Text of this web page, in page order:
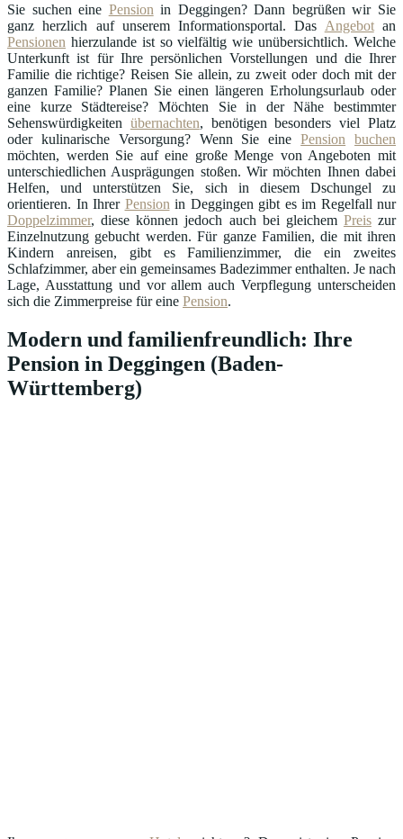
Sie suchen eine Pension in Deggingen? Dann begrüßen wir Sie
ganz herzlich auf unserem Informationsportal. Das Angebotan
Pensionen hierzulande ist so vielfältig wie unübersichtlich. Welche
Unterkunft ist für Ihre persönlichen Vorstellungen und die Ihrer
Familie die richtige? Reisen Sie allein, zu zweit oder doch mit der
ganzen Familie? Planen Sie einen längeren Erholungsurlaub oder
eine kurze Städtereise? Möchten Sie in der Nähe bestimmter
Sehenswürdigkeiten übernachten, benötigen besonders viel Platz
oder kulinarische Versorgung? Wenn Sie einePension
buchen
möchten, werden Sie auf eine große Menge von Angeboten mit
unterschiedlichen Ausprägungen stoßen. Wir möchten Ihnen dabei
Helfen, und unterstützen Sie, sich in diesem Dschungel zu
orientieren. In Ihrer Pension in Deggingen gibt es im Regelfall nur
Doppelzimmer, diese können jedoch auch bei gleichem Preiszur
Einzelnutzung gebucht werden. Für ganze Familien, die mit ihren
Kindern anreisen, gibt es Familienzimmer, die ein zweites
Schlafzimmer, aber ein gemeinsames Badezimmer enthalten. Je nach
Lage, Ausstattung und vor allem auch Verpflegung unterscheiden
sich die Zimmerpreise für eine Pension.
Modern und familienfreundlich: Ihre
Pension in Deggingen (Baden-
Württemberg)